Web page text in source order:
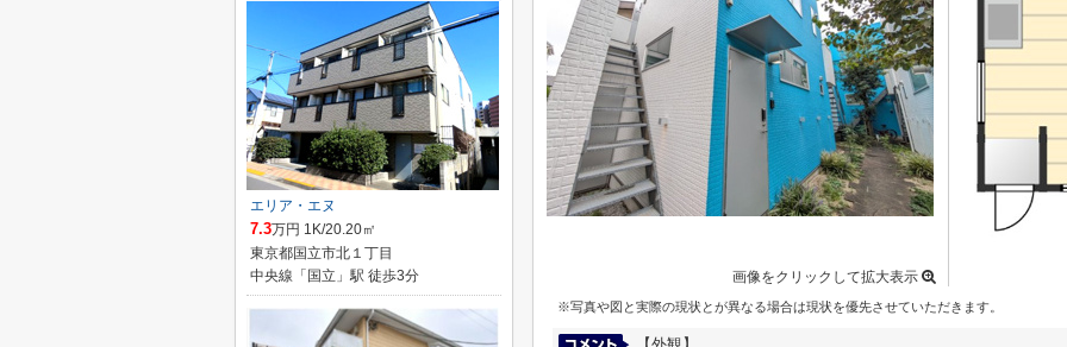
画像をクリックして拡大表示
※写真や図と実際の現状とが異なる場合は現状を優先させていただきます。
エリア・エヌ
7.3万円 1K/20.20㎡
東京都国立市北１丁目
中央線「国立」駅 徒歩3分